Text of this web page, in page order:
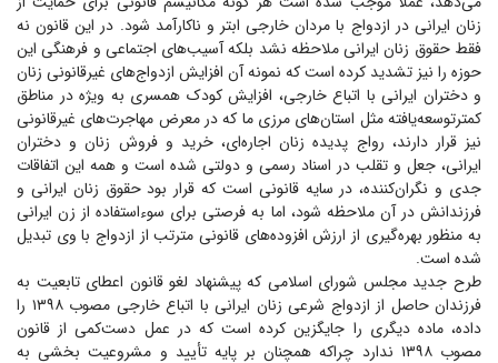
زنان ایرانی در ازدواج با مردان خارجی ابتر و ناکارآمد شود. در این قانون نه
فقط حقوق زنان ایرانی ملاحظه نشد بلکه آسیب‌های اجتماعی و فرهنگی این
حوزه را نیز تشدید کرده است که نمونه آن افزایش ازدواج‌های غیرقانونی زنان
و دختران ایرانی با اتباع خارجی، افزایش کودک همسری به ویژه در مناطق
کمترتوسعه‌یافته مثل استان‌های مرزی ما که در معرض مهاجرت‌های غیرقانونی
نیز قرار دارند، رواج پدیده زنان اجاره‌ای، خرید و فروش زنان و دختران
ایرانی، جعل و تقلب در اسناد رسمی و دولتی شده است و همه این اتفاقات
جدی و نگران‌کننده، در سایه قانونی است که قرار بود حقوق زنان ایرانی و
فرزندانش در آن ملاحظه شود، اما به فرصتی برای سوءاستفاده از زن ایرانی
به منظور بهره‌گیری از ارزش افزوده‌های قانونی مترتب از ازدواج با وی تبدیل
شده است.
طرح جدید مجلس شورای اسلامی که پیشنهاد لغو قانون اعطای تابعیت به
فرزندان حاصل از ازدواج شرعی زنان ایرانی با اتباع خارجی مصوب ۱۳۹۸ را
داده، ماده دیگری را جایگزین کرده است که در عمل دست‌کمی از قانون
مصوب ۱۳۹۸ ندارد چراکه همچنان بر پایه تأیید و مشروعیت بخشی به